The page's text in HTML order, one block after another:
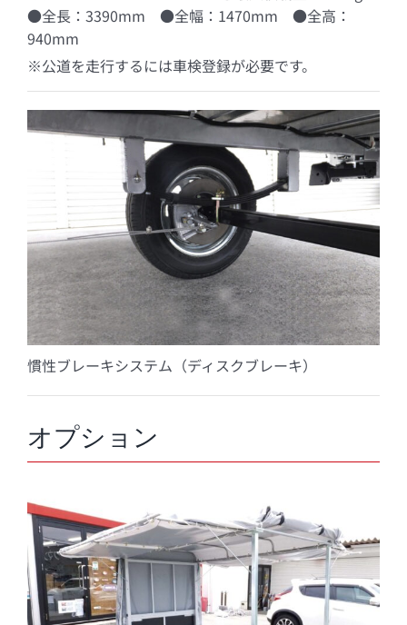
●全長：3390mm ●全幅：1470mm ●全高：
940mm
※公道を走行するには車検登録が必要です。
慣性ブレーキシステム（ディスクブレーキ）
オプション